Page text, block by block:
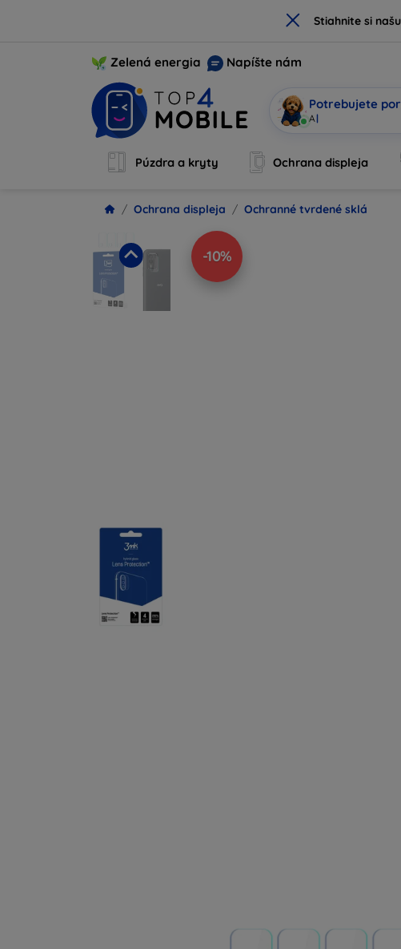
× Stiahnite si
Zelená energia Napíšte nám
Potrebujete
Som Mobi, tvoj
Púzdra a kryty Ochrana displeja
Ochrana displeja Ochranné tvrdené sklá
-10%